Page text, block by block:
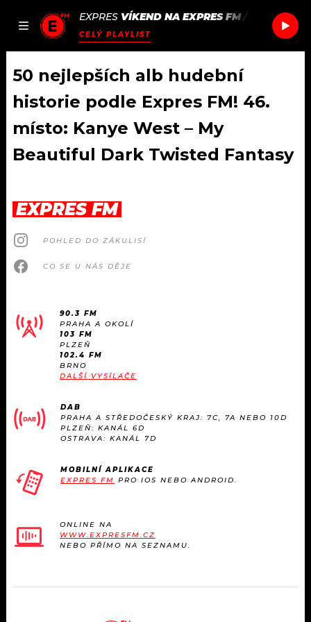
JAK
SEZNAM.CZ
EXPRES VÍKEND NA EXPRES FM/ PULP
CELÝ PLAYLIST
DOMŮ
ČLÁNKY
HUDBA
ROZHOVORY
KALENDÁŘ
TRENDY
MIX
RÁDIO
PROGRAM
PLAYLIST
50 nejlepších alb hudební
historie podle Expres FM! 46.
místo: Kanye West – My
Beautiful Dark Twisted Fantasy
EXPRES FM
POHLED DO ZÁKULISÍ
CO SE U NÁS DĚJE
90.3 FM
PRAHA A OKOLÍ
103 FM
PLZEŇ
102.4 FM
BRNO
DALŠÍ VYSÍLAČE
DAB
PRAHA A STŘEDOČESKÝ KRAJ: 7C, 7A NEBO 10D
PLZEŇ: KANÁL 6D
OSTRAVA: KANÁL 7D
MOBILNÍ APLIKACE
EXPRES FM PRO IOS NEBO ANDROID.
ONLINE NA
WWW.EXPRESFM.CZ
NEBO PŘÍMO NA SEZNAMU.